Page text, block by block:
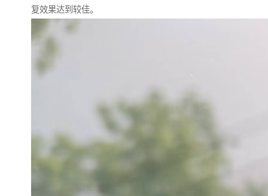
复效果达到较佳。